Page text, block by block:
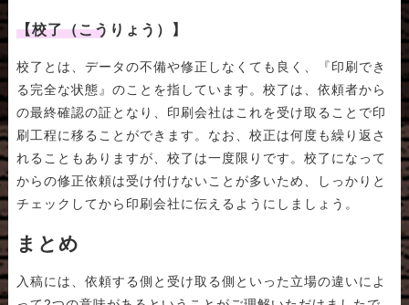
【校了（こうりょう）】
校了とは、データの不備や修正しなくても良く、『印刷でき
る完全な状態』のことを指しています。校了は、依頼者から
の最終確認の証となり、印刷会社はこれを受け取ることで印
刷工程に移ることができます。なお、校正は何度も繰り返さ
れることもありますが、校了は一度限りです。校了になって
からの修正依頼は受け付けないことが多いため、しっかりと
チェックしてから印刷会社に伝えるようにしましょう。
まとめ
入稿には、依頼する側と受け取る側といった立場の違いによ